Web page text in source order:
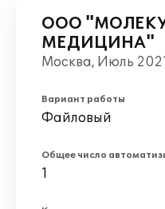
ООО
МЕДИЦИНА"
Москва, Июль
Вариант работы
Файловый
Общее число
1